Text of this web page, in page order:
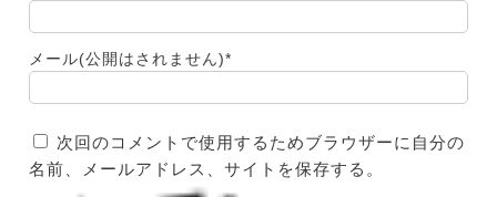
メール(公開はされません)*
次回のコメントで使用するためブラウザーに自分の
名前、メールアドレス、サイトを保存する。